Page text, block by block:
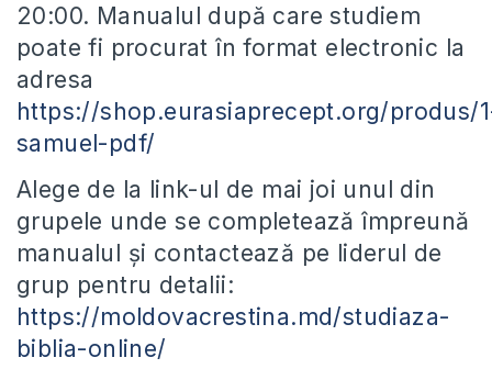
20:00. Manualul după care studiem
poate fi procurat în format electronic la
adresa
https://shop.eurasiaprecept.org/produs/
samuel-pdf/
Alege de la link-ul de mai joi unul din
grupele unde se completează împreună
manualul și contactează pe liderul de
grup pentru detalii:
https://moldovacrestina.md/studiaza-
biblia-online/